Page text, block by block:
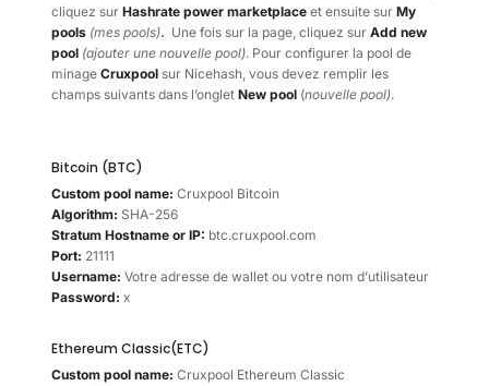
cliquez sur Hashrate power marketplaceet ensuite sur My
pools (mes pools). Une fois sur la page, cliquez sur Add new
pool (ajouter une nouvelle pool). Pour configurer la pool de
minage Cruxpool sur Nicehash, vous devez remplir les
champs suivants dans l’onglet New pool (nouvelle pool).
Bitcoin (BTC)
Custom pool name: Cruxpool Bitcoin
Algorithm: SHA-256
Stratum Hostname or IP: btc.cruxpool.com
Port: 21111
Username: Votre adresse de wallet ou votre nom d’utilisateur
Password: x
Ethereum Classic(ETC)
Custom pool name: Cruxpool Ethereum Classic